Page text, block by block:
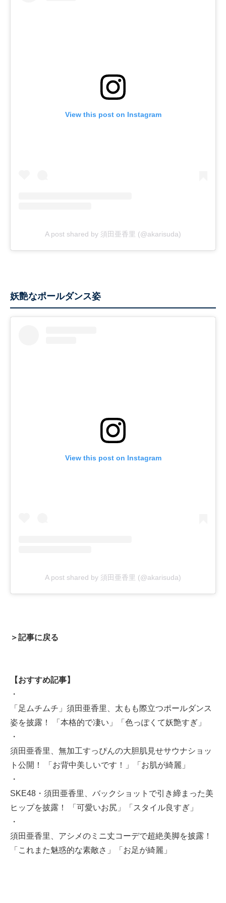
View this post on Instagram
A post shared by 須田亜香里 (@akarisuda)
妖艶なポールダンス姿
View this post on Instagram
A post shared by 須田亜香里 (@akarisuda)
＞記事に戻る
【おすすめ記事】
・
「足ムチムチ」須田亜香里、太もも際立つポールダンス
姿を披露！ 「本格的で凄い」「色っぽくて妖艶すぎ」
・
須田亜香里、無加工すっぴんの大胆肌見せサウナショッ
ト公開！ 「お背中美しいです！」「お肌が綺麗」
・
SKE48・須田亜香里、バックショットで引き締まった美
ヒップを披露！ 「可愛いお尻」「スタイル良すぎ」
・
須田亜香里、アシメのミニ丈コーデで超絶美脚を披露！
「これまた魅惑的な素敵さ」「お足が綺麗」